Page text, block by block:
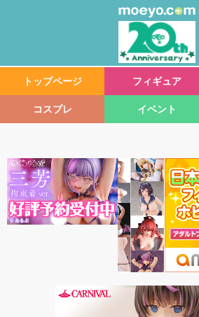
トップページ フィギュア
コスプレ イベント